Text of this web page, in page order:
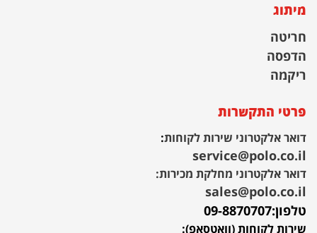
מיתוג
חריטה
הדפסה
ריקמה
פרטי התקשרות
דואר אלקטרוני שירות לקוחות:
service@polo.co.il
דואר אלקטרוני מחלקת מכירות:
sales@polo.co.il
טלפון:09-8870707
שירות לקוחות (וואטסאפ):